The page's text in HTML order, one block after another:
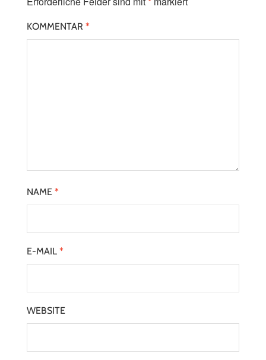
KOMMENTAR *
NAME *
E-MAIL *
WEBSITE